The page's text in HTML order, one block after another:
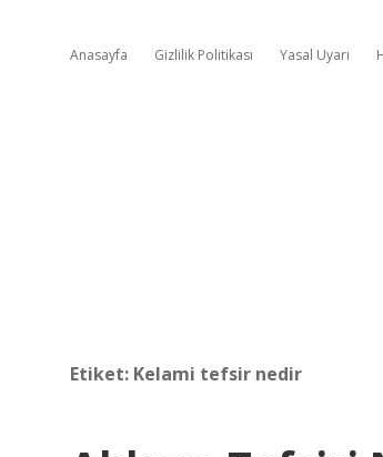
Anasayfa Gizlilik Politikası Yasal Uyarı
Etiket: Kelami tefsir nedir